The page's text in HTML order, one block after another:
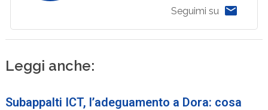
Seguimi su
Leggi anche:
Subappalti ICT, l’adeguamento a Dora: cosa